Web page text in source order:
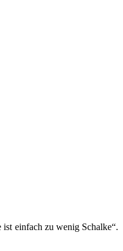
einfach zu wenig Schalke“.